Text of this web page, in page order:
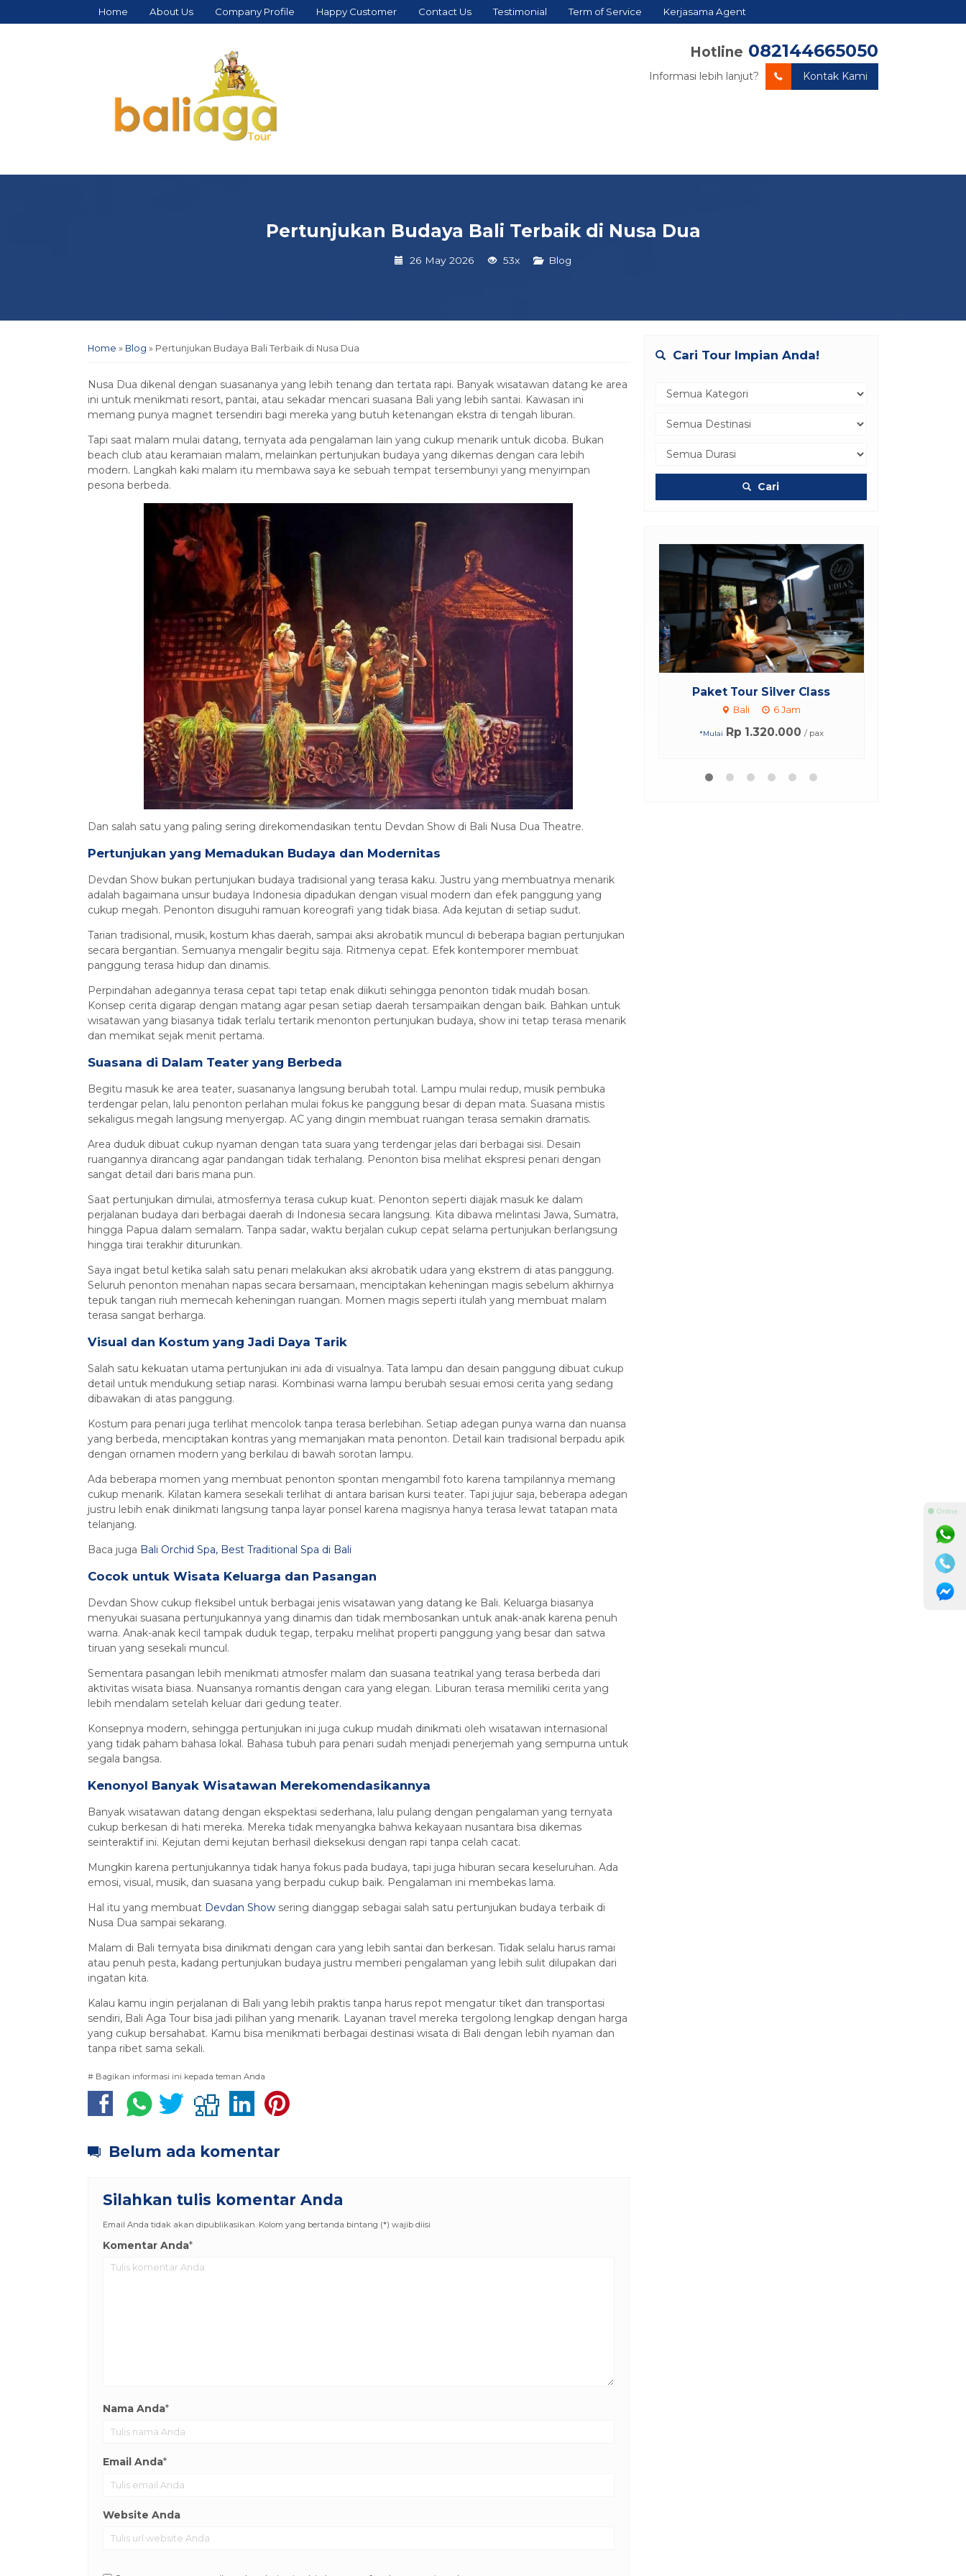
Home About Us Company Profile Happy Customer Contact Us Testimonial Term of Service Kerjasama Agent
Hotline 082144665050
Informasi lebih lanjut? Kontak Kami
Pertunjukan Budaya Bali Terbaik di Nusa Dua
26 May 2026 53x Blog
Home » Blog » Pertunjukan Budaya Bali Terbaik di Nusa Dua
Nusa Dua dikenal dengan suasananya yang lebih tenang dan tertata rapi. Banyak wisatawan datang ke area
ini untuk menikmati resort, pantai, atau sekadar mencari suasana Bali yang lebih santai. Kawasan ini
memang punya magnet tersendiri bagi mereka yang butuh ketenangan ekstra di tengah liburan.
Tapi saat malam mulai datang, ternyata ada pengalaman lain yang cukup menarik untuk dicoba. Bukan
beach club atau keramaian malam, melainkan pertunjukan budaya yang dikemas dengan cara lebih
modern. Langkah kaki malam itu membawa saya ke sebuah tempat tersembunyi yang menyimpan
pesona berbeda.
Dan salah satu yang paling sering direkomendasikan tentu Devdan Show di Bali Nusa Dua Theatre.
Pertunjukan yang Memadukan Budaya dan Modernitas
Devdan Show bukan pertunjukan budaya tradisional yang terasa kaku. Justru yang membuatnya menarik
adalah bagaimana unsur budaya Indonesia dipadukan dengan visual modern dan efek panggung yang
cukup megah. Penonton disuguhi ramuan koreografi yang tidak biasa. Ada kejutan di setiap sudut.
Tarian tradisional, musik, kostum khas daerah, sampai aksi akrobatik muncul di beberapa bagian pertunjukan
secara bergantian. Semuanya mengalir begitu saja. Ritmenya cepat. Efek kontemporer membuat
panggung terasa hidup dan dinamis.
Perpindahan adegannya terasa cepat tapi tetap enak diikuti sehingga penonton tidak mudah bosan.
Konsep cerita digarap dengan matang agar pesan setiap daerah tersampaikan dengan baik. Bahkan untuk
wisatawan yang biasanya tidak terlalu tertarik menonton pertunjukan budaya, show ini tetap terasa menarik
dan memikat sejak menit pertama.
Suasana di Dalam Teater yang Berbeda
Begitu masuk ke area teater, suasananya langsung berubah total. Lampu mulai redup, musik pembuka
terdengar pelan, lalu penonton perlahan mulai fokus ke panggung besar di depan mata. Suasana mistis
sekaligus megah langsung menyergap. AC yang dingin membuat ruangan terasa semakin dramatis.
Area duduk dibuat cukup nyaman dengan tata suara yang terdengar jelas dari berbagai sisi. Desain
ruangannya dirancang agar pandangan tidak terhalang. Penonton bisa melihat ekspresi penari dengan
sangat detail dari baris mana pun.
Saat pertunjukan dimulai, atmosfernya terasa cukup kuat. Penonton seperti diajak masuk ke dalam
perjalanan budaya dari berbagai daerah di Indonesia secara langsung. Kita dibawa melintasi Jawa, Sumatra,
hingga Papua dalam semalam. Tanpa sadar, waktu berjalan cukup cepat selama pertunjukan berlangsung
hingga tirai terakhir diturunkan.
Saya ingat betul ketika salah satu penari melakukan aksi akrobatik udara yang ekstrem di atas panggung.
Seluruh penonton menahan napas secara bersamaan, menciptakan keheningan magis sebelum akhirnya
tepuk tangan riuh memecah keheningan ruangan. Momen magis seperti itulah yang membuat malam
terasa sangat berharga.
Visual dan Kostum yang Jadi Daya Tarik
Salah satu kekuatan utama pertunjukan ini ada di visualnya. Tata lampu dan desain panggung dibuat cukup
detail untuk mendukung setiap narasi. Kombinasi warna lampu berubah sesuai emosi cerita yang sedang
dibawakan di atas panggung.
Kostum para penari juga terlihat mencolok tanpa terasa berlebihan. Setiap adegan punya warna dan nuansa
yang berbeda, menciptakan kontras yang memanjakan mata penonton. Detail kain tradisional berpadu apik
dengan ornamen modern yang berkilau di bawah sorotan lampu.
Ada beberapa momen yang membuat penonton spontan mengambil foto karena tampilannya memang
cukup menarik. Kilatan kamera sesekali terlihat di antara barisan kursi teater. Tapi jujur saja, beberapa adegan
justru lebih enak dinikmati langsung tanpa layar ponsel karena magisnya hanya terasa lewat tatapan mata
telanjang.
Baca juga Bali Orchid Spa, Best Traditional Spa di Bali
Cocok untuk Wisata Keluarga dan Pasangan
Devdan Show cukup fleksibel untuk berbagai jenis wisatawan yang datang ke Bali. Keluarga biasanya
menyukai suasana pertunjukannya yang dinamis dan tidak membosankan untuk anak-anak karena penuh
warna. Anak-anak kecil tampak duduk tegap, terpaku melihat properti panggung yang besar dan satwa
tiruan yang sesekali muncul.
Sementara pasangan lebih menikmati atmosfer malam dan suasana teatrikal yang terasa berbeda dari
aktivitas wisata biasa. Nuansanya romantis dengan cara yang elegan. Liburan terasa memiliki cerita yang
lebih mendalam setelah keluar dari gedung teater.
Konsepnya modern, sehingga pertunjukan ini juga cukup mudah dinikmati oleh wisatawan internasional
yang tidak paham bahasa lokal. Bahasa tubuh para penari sudah menjadi penerjemah yang sempurna untuk
segala bangsa.
Kenonyol Banyak Wisatawan Merekomendasikannya
Banyak wisatawan datang dengan ekspektasi sederhana, lalu pulang dengan pengalaman yang ternyata
cukup berkesan di hati mereka. Mereka tidak menyangka bahwa kekayaan nusantara bisa dikemas
seinteraktif ini. Kejutan demi kejutan berhasil dieksekusi dengan rapi tanpa celah cacat.
Mungkin karena pertunjukannya tidak hanya fokus pada budaya, tapi juga hiburan secara keseluruhan. Ada
emosi, visual, musik, dan suasana yang berpadu cukup baik. Pengalaman ini membekas lama.
Hal itu yang membuat Devdan Show sering dianggap sebagai salah satu pertunjukan budaya terbaik di
Nusa Dua sampai sekarang.
Malam di Bali ternyata bisa dinikmati dengan cara yang lebih santai dan berkesan. Tidak selalu harus ramai
atau penuh pesta, kadang pertunjukan budaya justru memberi pengalaman yang lebih sulit dilupakan dari
ingatan kita.
Kalau kamu ingin perjalanan di Bali yang lebih praktis tanpa harus repot mengatur tiket dan transportasi
sendiri, Bali Aga Tour bisa jadi pilihan yang menarik. Layanan travel mereka tergolong lengkap dengan harga
yang cukup bersahabat. Kamu bisa menikmati berbagai destinasi wisata di Bali dengan lebih nyaman dan
tanpa ribet sama sekali.
# Bagikan informasi ini kepada teman Anda
Belum ada komentar
Silahkan tulis komentar Anda
Email Anda tidak akan dipublikasikan. Kolom yang bertanda bintang (*) wajib diisi
Komentar Anda*
Nama Anda*
Email Anda*
Website Anda
Cari Tour Impian Anda!
Cari
Paket Tour Silver Class
*Mulai Rp 1.320.000
Paket Tour Jakarta Bali 3 Hari
2...
Bali 3 Hari 2 Malam
⚫ Online